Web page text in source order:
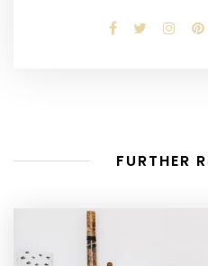
FURTHER